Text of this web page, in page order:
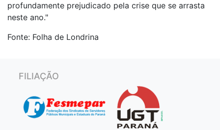
profundamente prejudicado pela crise que se arrasta
neste ano."
Fonte: Folha de Londrina
FILIAÇÃO